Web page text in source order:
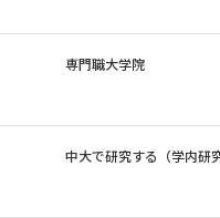
専門職大学院
中大で研究する（学内研